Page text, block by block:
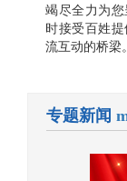
竭尽全力为
时接受百姓
流互动的桥梁。
专题新闻